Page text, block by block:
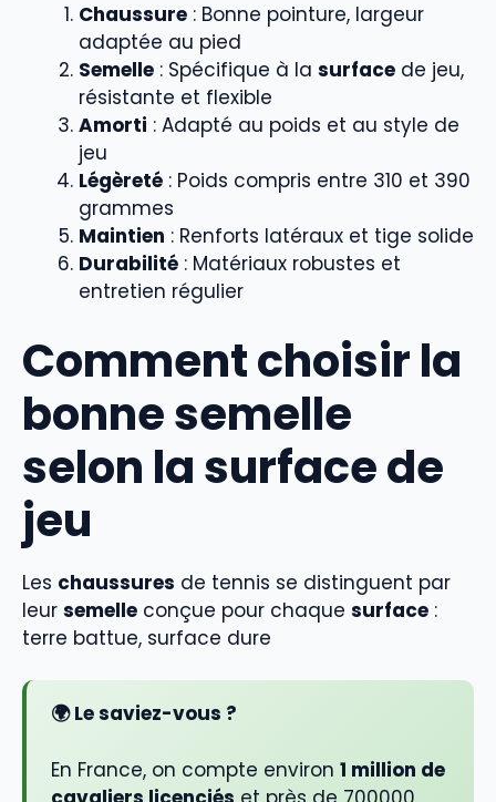
Chaussure : Bonne pointure, largeur
adaptée au pied
Semelle : Spécifique à la surface de jeu,
résistante et flexible
Amorti : Adapté au poids et au style de
jeu
Légèreté : Poids compris entre 310 et 390
grammes
Maintien : Renforts latéraux et tige solide
Durabilité : Matériaux robustes et
entretien régulier
Comment choisir la
bonne semelle
selon la surface de
jeu
Les chaussures de tennis se distinguent par
leur semelle conçue pour chaque surface :
terre battue, surface dure
🌍 Le saviez-vous ?
En France, on compte environ 1 million de